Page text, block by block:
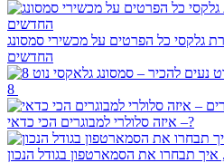
גלקסי כל הפרטים על מכשירי סמסונג
החדשים
– איזה סלולרי למבוגרים הכי כדאי?